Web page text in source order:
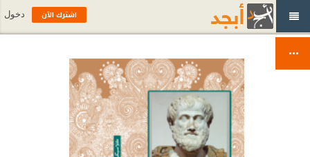
اشترك الآن دخول